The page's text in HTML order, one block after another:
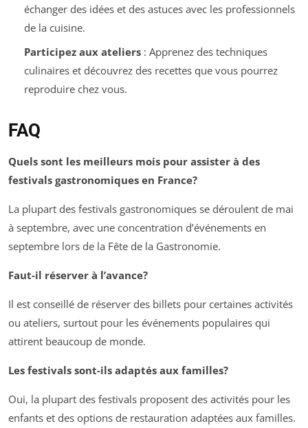
échanger des idées et des astuces avec les professionnels
de la cuisine.
Participez aux ateliers: Apprenez des techniques
culinaires et découvrez des recettes que vous pourrez
reproduire chez vous.
FAQ
Quels sont les meilleurs mois pour assister à des
festivals gastronomiques en France?
La plupart des festivals gastronomiques se déroulent de mai
à septembre, avec une concentration d’événements en
septembre lors de la Fête de la Gastronomie.
Faut-il réserver à l’avance?
Il est conseillé de réserver des billets pour certaines activités
ou ateliers, surtout pour les événements populaires qui
attirent beaucoup de monde.
Les festivals sont-ils adaptés aux familles?
Oui, la plupart des festivals proposent des activités pour les
enfants et des options de restauration adaptées aux familles.